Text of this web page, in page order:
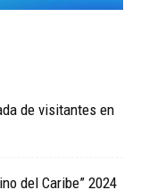
de visitantes en
del Caribe” 2024